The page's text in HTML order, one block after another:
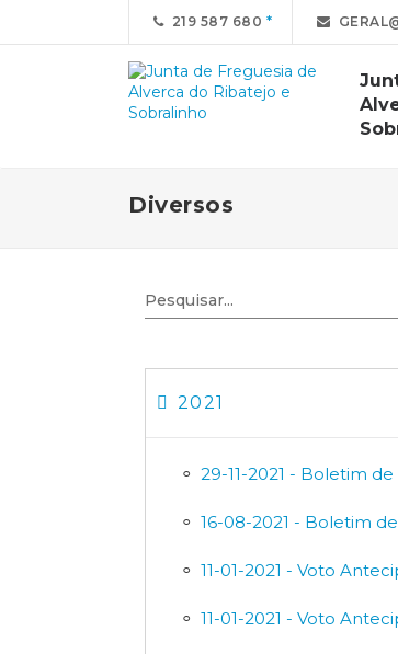
219 587 680
Diversos
2021
29-11-2021 - Boletim
16-08-2021 - Boletim
11-01-2021 - Voto
11-01-2021 - Voto